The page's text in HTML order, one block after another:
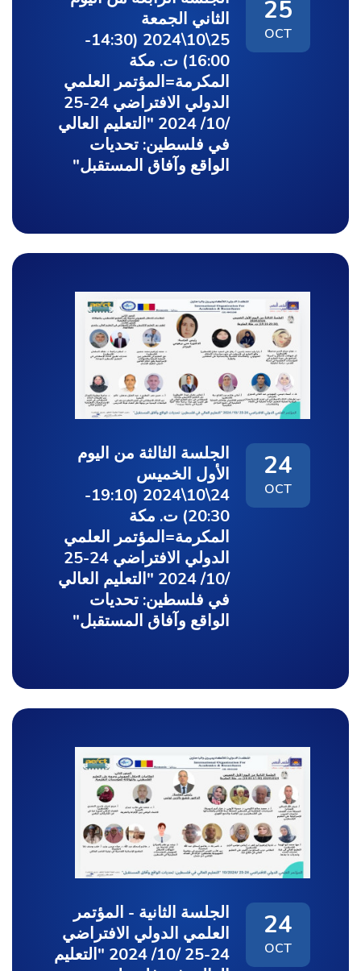
25
OCT
الثاني الجمعة
25\10\2024 (14:30-
16:00) ت. مكة
المكرمة=المؤتمر العلمي
الدولي الافتراضي 24-25
/10/ 2024 "التعليم العالي
في فلسطين: تحديات
الواقع وآفاق المستقبل"
24
OCT
الجلسة الثالثة من اليوم
الأول الخميس
24\10\2024 (19:10-
20:30) ت. مكة
المكرمة=المؤتمر العلمي
الدولي الافتراضي 24-25
/10/ 2024 "التعليم العالي
في فلسطين: تحديات
الواقع وآفاق المستقبل"
24
OCT
الجلسة الثانية - المؤتمر
العلمي الدولي الافتراضي
24-25 /10/ 2024 "التعليم